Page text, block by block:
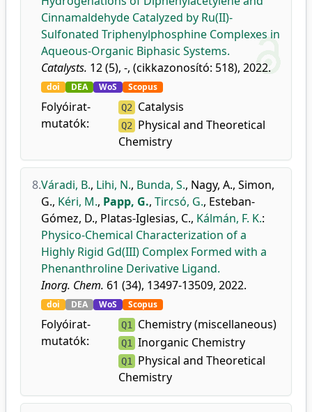
Cinnamaldehyde Catalyzed by Ru(II)-
Sulfonated Triphenylphosphine Complexes in
Aqueous-Organic Biphasic Systems.
Catalysts. 12 (5), -, (cikkazonosító: 518), 2022.
doi DEA WoS Scopus
Folyóirat-
mutatók:
Q2 Catalysis
Q2
Physical and Theoretical
Chemistry
8.Váradi, B., Lihi, N., Bunda, S., Nagy, A., Simon,
G., Kéri, M., Papp, G., Tircsó, G., Esteban-
Gómez, D., Platas-Iglesias, C., Kálmán, F. K.:
Physico-Chemical Characterization of a
Highly Rigid Gd(III) Complex Formed with a
Phenanthroline Derivative Ligand.
Inorg. Chem. 61 (34), 13497-13509, 2022.
doi DEA WoS Scopus
Folyóirat-
mutatók:
Q1 Chemistry (miscellaneous)
Q1 Inorganic Chemistry
Q1
Physical and Theoretical
Chemistry